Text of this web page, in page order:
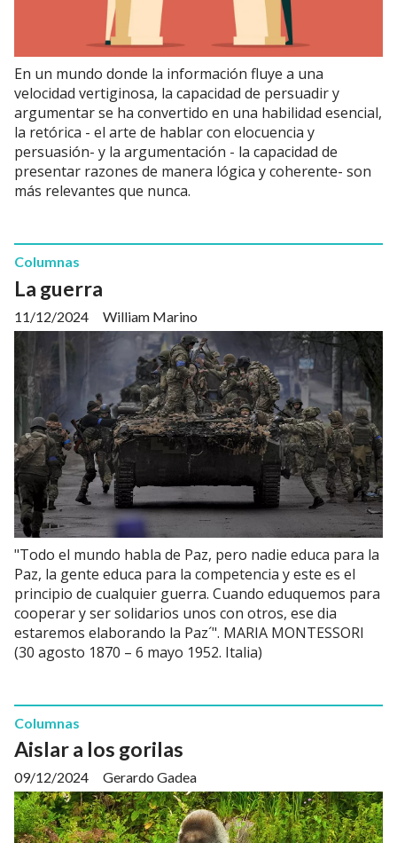
En un mundo donde la información fluye a una
velocidad vertiginosa, la capacidad de persuadir y
argumentar se ha convertido en una habilidad esencial,
la retórica - el arte de hablar con elocuencia y
persuasión- y la argumentación - la capacidad de
presentar razones de manera lógica y coherente- son
más relevantes que nunca.
La guerra
William Marino
Columnas
11/12/2024
"Todo el mundo habla de Paz, pero nadie educa para la
Paz, la gente educa para la competencia y este es el
principio de cualquier guerra. Cuando eduquemos para
cooperar y ser solidarios unos con otros, ese dia
estaremos elaborando la Paz´". MARIA MONTESSORI
(30 agosto 1870 – 6 mayo 1952. Italia)
Aislar a los gorilas
Gerardo Gadea
Columnas
09/12/2024